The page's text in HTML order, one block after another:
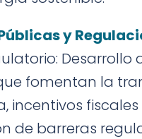
y
Desarrollo
fomentan la
incentivos
de barreras